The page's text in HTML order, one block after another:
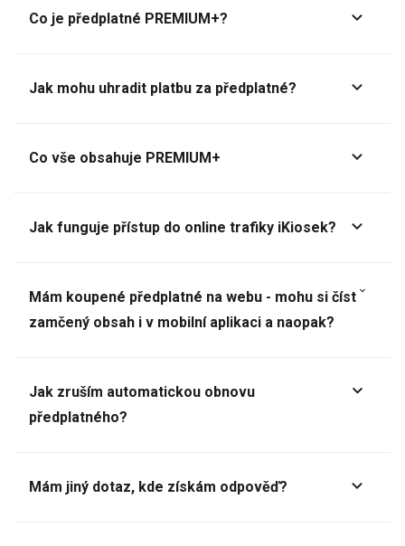
Co je předplatné PREMIUM+?
Jak mohu uhradit platbu za předplatné?
Co vše obsahuje PREMIUM+
Jak funguje přístup do online trafiky iKiosek?
Mám koupené předplatné na webu - mohu si číst
zamčený obsah i v mobilní aplikaci a naopak?
Jak zruším automatickou obnovu
předplatného?
Mám jiný dotaz, kde získám odpověď?